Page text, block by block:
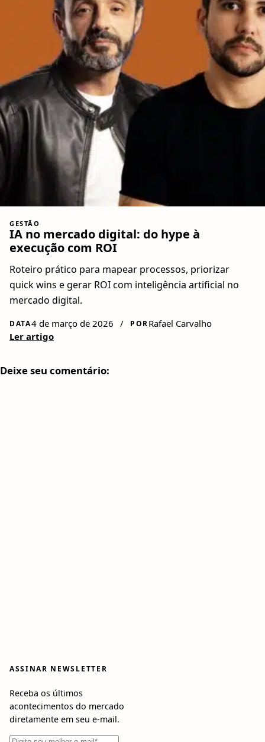
GESTÃO
IA no mercado digital: do hype à
execução com ROI
Roteiro prático para mapear processos, priorizar
quick wins e gerar ROI com inteligência artificial no
mercado digital.
DATA4 de março de 2026 / PORRafael Carvalho
Ler artigo
Deixe seu comentário:
ASSINAR NEWSLETTER
Receba os últimos
acontecimentos do mercado
diretamente em seu e-mail.